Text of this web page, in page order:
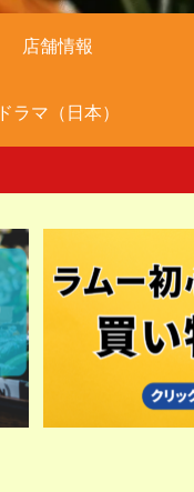
店舗情報
ドラマ（日本）